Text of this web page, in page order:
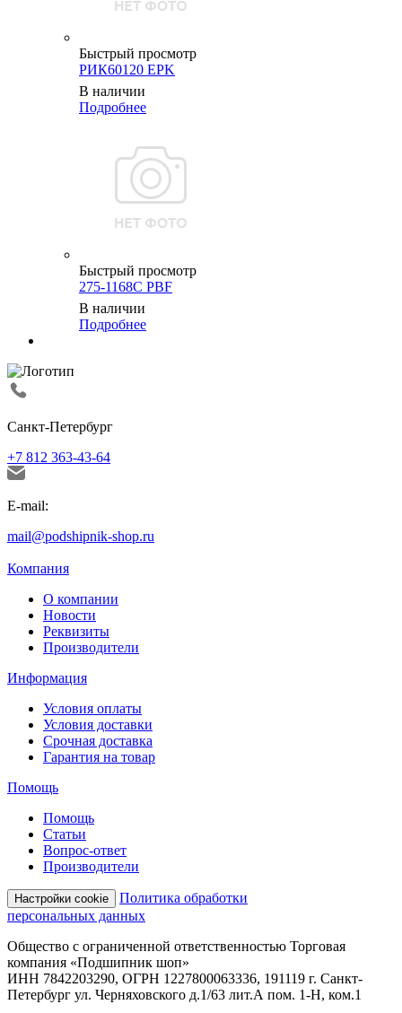
Быстрый просмотр
РИК60120 EPK
В наличии
Подробнее
Быстрый просмотр
275-1168C PBF
В наличии
Подробнее
Санкт-Петербург
+7 812 363-43-64
E-mail:
mail@podshipnik-shop.ru
Компания
О компании
Новости
Реквизиты
Производители
Информация
Условия оплаты
Условия доставки
Срочная доставка
Гарантия на товар
Помощь
Помощь
Статьи
Вопрос-ответ
Производители
Настройки cookie
Политика обработки
персональных данных
Общество с ограниченной ответственностью Торговая
компания «Подшипник шоп»
ИНН 7842203290, ОГРН 1227800063336, 191119 г. Санкт-
Петербург ул. Черняховского д.1/63 лит.А пом. 1-Н, ком.1